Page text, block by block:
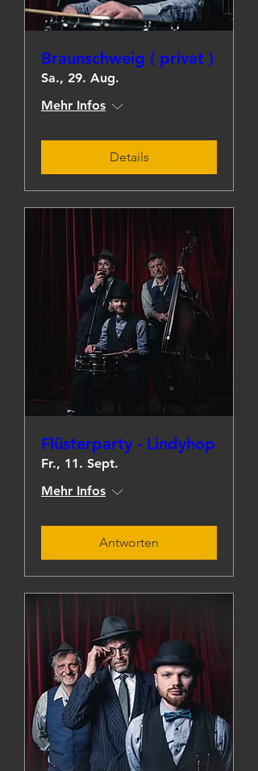
Braunschweig ( privat )
Sa., 29. Aug.
Mehr Infos
Details
Flüsterparty - Lindyhop
Fr., 11. Sept.
Mehr Infos
Antworten